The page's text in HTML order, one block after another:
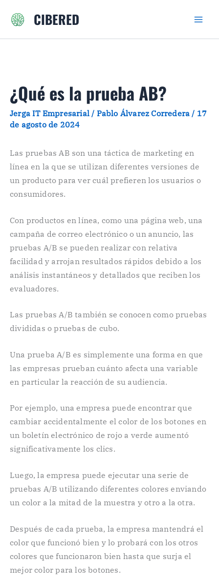
CIBERED
¿Qué es la prueba AB?
Jerga IT Empresarial / Pablo Álvarez Corredera/ 17
de agosto de 2024
Las pruebas AB son una táctica de marketing en
línea en la que se utilizan diferentes versiones de
un producto para ver cuál prefieren los usuarios o
consumidores.
Con productos en línea, como una página web, una
campaña de correo electrónico o un anuncio, las
pruebas A/B se pueden realizar con relativa
facilidad y arrojan resultados rápidos debido a los
análisis instantáneos y detallados que reciben los
evaluadores.
Las pruebas A/B también se conocen como pruebas
divididas o pruebas de cubo.
Una prueba A/B es simplemente una forma en que
las empresas prueban cuánto afecta una variable
en particular la reacción de su audiencia.
Por ejemplo, una empresa puede encontrar que
cambiar accidentalmente el color de los botones en
un boletín electrónico de rojo a verde aumentó
significativamente los clics.
Luego, la empresa puede ejecutar una serie de
pruebas A/B utilizando diferentes colores enviando
un color a la mitad de la muestra y otro a la otra.
Después de cada prueba, la empresa mantendrá el
color que funcionó bien y lo probará con los otros
colores que funcionaron bien hasta que surja el
mejor color para los botones.